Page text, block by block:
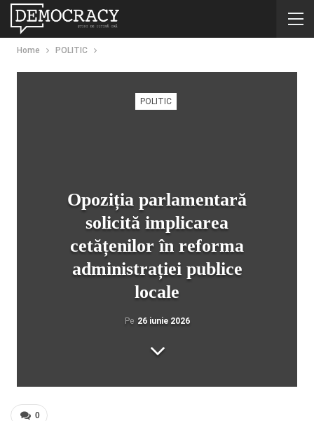
Home POLITIC
POLITIC
Opoziția parlamentară
solicită implicarea
cetățenilor în reforma
administrației publice
locale
Pe 26 iunie 2026
0